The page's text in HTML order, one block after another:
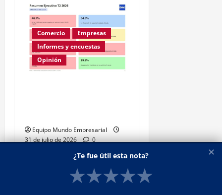
Comercio
Empresas
Informes y encuestas
Opinión
Equipo Mundo Empresarial
31 de julio de 2026
0
Destacados
✕
¿Te fue útil esta nota?
★★★★★